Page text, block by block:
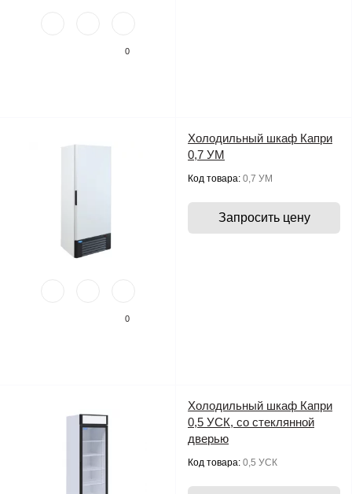
0
0
Холодильный шкаф Капри
0,7 УМ
Код товара: 0,7 УМ
Запросить цену
Холодильный шкаф Капри
0,5 УСК, со стеклянной
дверью
Код товара: 0,5 УСК